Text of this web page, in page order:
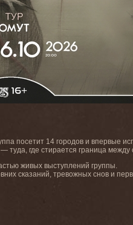
посетит 14 городов и впервые
туда, где стирается граница
живых выступлений группы.
сказаний, тревожных снов и